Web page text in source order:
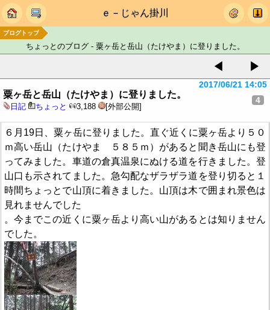
ｅ－じゃん掛川
ブログトップ
ちょっとのブログ - 粟ヶ岳と岳山（たけやま）に登りました。
◀ ▶
粟ヶ岳と岳山（たけやま）に登りました。
日記 ちょっと 3,188 [外部公開]
2017/06/21 14:05
4
６月19日、粟ヶ岳に登りました。直ぐ近くに粟ヶ岳より５０
ｍ高い岳山（たけやま ５８５ｍ）があると聞き岳山にも登
ってみました。車道の倉真温泉にぬける道を行きました。登
山口も示されてました。急勾配なザラザラ道を登り切ると１
時間ちょっとで山頂に着きました。山頂は木で囲まれ景色は
見れませんでした
。今までこの近くに粟ヶ岳より高い山があるとは知りません
でした。